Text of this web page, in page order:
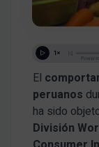
El
peruanos
ha sido
División